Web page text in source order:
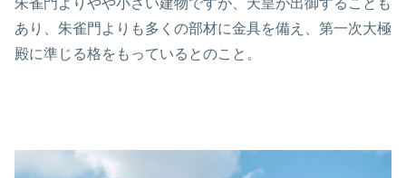
朱雀門よりやや小さい建物ですが、天皇が出御することも
あり、朱雀門よりも多くの部材に金具を備え、第一次大極
殿に準じる格をもっているとのこと。